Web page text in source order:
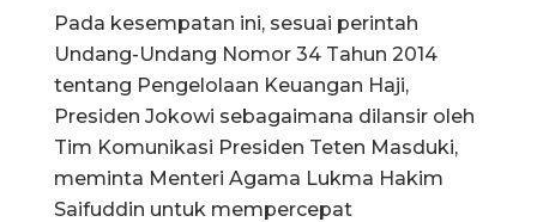
Pada kesempatan ini, sesuai perintah
Undang-Undang Nomor 34 Tahun 2014
tentang Pengelolaan Keuangan Haji,
Presiden Jokowi sebagaimana dilansir oleh
Tim Komunikasi Presiden Teten Masduki,
meminta Menteri Agama Lukma Hakim
Saifuddin untuk mempercepat